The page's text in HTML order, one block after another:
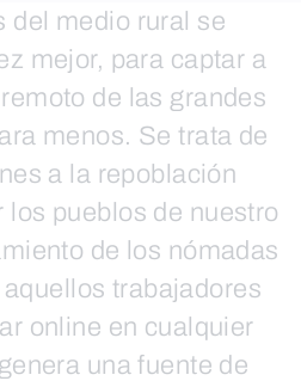
del medio rural se
mejor, para captar a
de las grandes
menos. Se trata de
a la repoblación
los pueblos de nuestro
de los nómadas
trabajadores
online en cualquier
una fuente de